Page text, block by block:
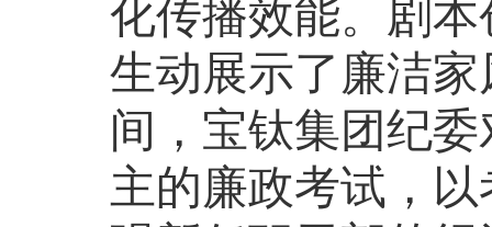
化传播效能。剧本
生动展示了廉洁
间，宝钛集团纪
主的廉政考试，